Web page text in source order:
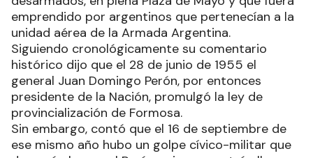
emprendido por argentinos que pertenecían a la
unidad aérea de la Armada Argentina.
Siguiendo cronológicamente su comentario
histórico dijo que el 28 de junio de 1955 el
general Juan Domingo Perón, por entonces
presidente de la Nación, promulgó la ley de
provincialización de Formosa.
Sin embargo, contó que el 16 de septiembre de
ese mismo año hubo un golpe cívico-militar que